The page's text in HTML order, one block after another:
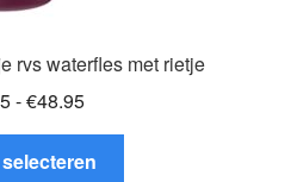
rvs waterfles met rietje
-€48.95Prijsklasse:
€39.95
tot